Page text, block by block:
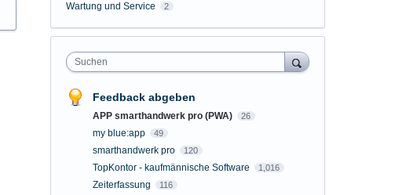
Wartung und Service 2
Suchen
Feedback abgeben
APP smarthandwerk pro (PWA) 26
my blue:app 49
smarthandwerk pro 120
TopKontor - kaufmännische Software 1,016
Zeiterfassung 116